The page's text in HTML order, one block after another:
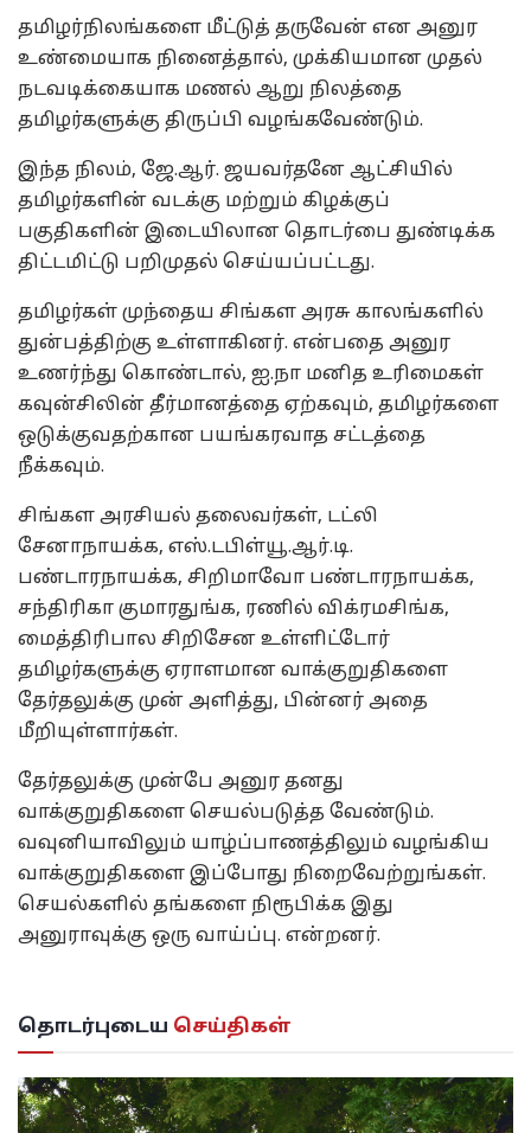
தமிழர்நிலங்களை மீட்டுத் தருவேன் என அனுர
உண்மையாக நினைத்தால், முக்கியமான முதல்
நடவடிக்கையாக மணல் ஆறு நிலத்தை
தமிழர்களுக்கு திருப்பி வழங்கவேண்டும்.
இந்த நிலம், ஜே.ஆர். ஜயவர்தனே ஆட்சியில்
தமிழர்களின் வடக்கு மற்றும் கிழக்குப்
பகுதிகளின் இடையிலான தொடர்பை துண்டிக்க
திட்டமிட்டு பறிமுதல் செய்யப்பட்டது.
தமிழர்கள் முந்தைய சிங்கள அரசு காலங்களில்
துன்பத்திற்கு உள்ளாகினர். என்பதை அனுர
உணர்ந்து கொண்டால், ஐ.நா மனித உரிமைகள்
கவுன்சிலின் தீர்மானத்தை ஏற்கவும், தமிழர்களை
ஒடுக்குவதற்கான பயங்கரவாத சட்டத்தை
நீக்கவும்.
சிங்கள அரசியல் தலைவர்கள், டட்லி
சேனாநாயக்க, எஸ்.டபிள்யூ.ஆர்.டி.
பண்டாரநாயக்க, சிறிமாவோ பண்டாரநாயக்க,
சந்திரிகா குமாரதுங்க, ரணில் விக்ரமசிங்க,
மைத்திரிபால சிறிசேன உள்ளிட்டோர்
தமிழர்களுக்கு ஏராளமான வாக்குறுதிகளை
தேர்தலுக்கு முன் அளித்து, பின்னர் அதை
மீறியுள்ளார்கள்.
தேர்தலுக்கு முன்பே அனுர தனது
வாக்குறுதிகளை செயல்படுத்த வேண்டும்.
வவுனியாவிலும் யாழ்ப்பாணத்திலும் வழங்கிய
வாக்குறுதிகளை இப்போது நிறைவேற்றுங்கள்.
செயல்களில் தங்களை நிரூபிக்க இது
அனுராவுக்கு ஒரு வாய்ப்பு. என்றனர்.
தொடர்புடைய செய்திகள்